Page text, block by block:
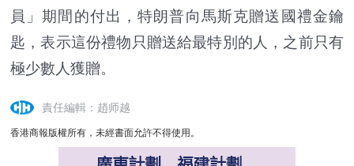
員」期間的付出，特朗普向馬斯克贈送國禮金鑰
匙，表示這份禮物只贈送給最特別的人，之前只有
極少數人獲贈。
責任編輯：趙师越
香港商報版權所有，未經書面允許不得使用。